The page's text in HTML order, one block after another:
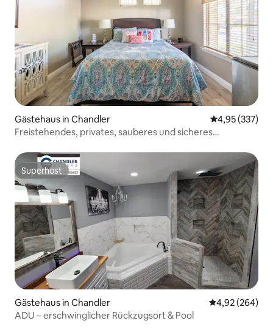
Gästehaus in Chandler
4,95 (337)
Freistehendes, privates, sauberes und sicheres
Superhost
Superhost
Gästehaus in Chandler
4,92 (264)
ADU – erschwinglicher Rückzugsort & Pool